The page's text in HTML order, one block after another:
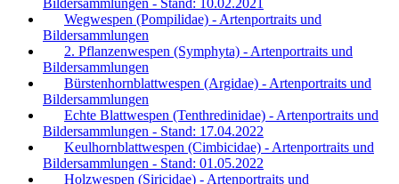
Bildersammlungen - Stand: 10.02.2021
Wegwespen (Pompilidae) - Artenportraits und
Bildersammlungen
2. Pflanzenwespen (Symphyta) - Artenportraits und
Bildersammlungen
Bürstenhornblattwespen (Argidae) - Artenportraits und
Bildersammlungen
Echte Blattwespen (Tenthredinidae) - Artenportraits und
Bildersammlungen - Stand: 17.04.2022
Keulhornblattwespen (Cimbicidae) - Artenportraits und
Bildersammlungen - Stand: 01.05.2022
Holzwespen (Siricidae) - Artenportraits und